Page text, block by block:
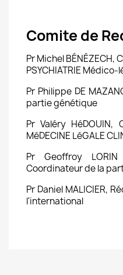
Comite de
Pr MichelBÉNÉZECH,
PSYCHIATRIE
Pr Philippe DE
partie génétique
Pr Valéry
MéDECINE LéGALE
Pr Geoffroy LORIN
Coordinateur de la
Pr Daniel MALICIER,
l'international